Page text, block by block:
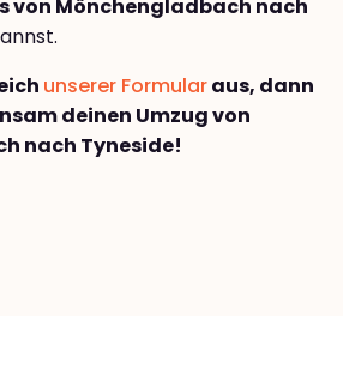
von Mönchengladbach nach
unserer Formularaus, dann
deinen Umzug von
nach Tyneside!